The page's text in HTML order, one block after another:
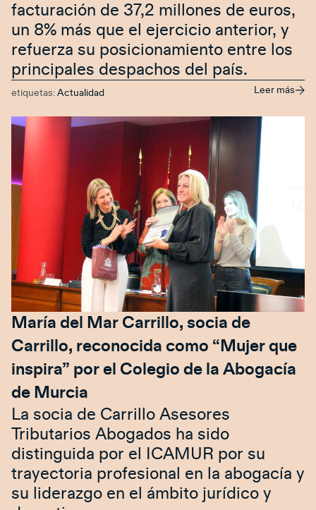
facturación de 37,2 millones de euros,
un 8% más que el ejercicio anterior, y
refuerza su posicionamiento entre los
principales despachos del país.
etiquetas: Actualidad Leer más
María del Mar Carrillo, socia de
Carrillo, reconocida como “Mujer que
inspira” por el Colegio de la Abogacía
de Murcia
La socia de Carrillo Asesores
Tributarios Abogados ha sido
distinguida por el ICAMUR por su
trayectoria profesional en la abogacía y
su liderazgo en el ámbito jurídico y